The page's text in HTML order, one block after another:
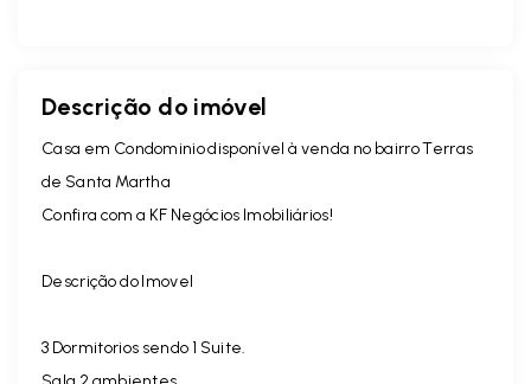
Descrição do imóvel
Casa em Condominio disponível à venda no bairro Terras
de Santa Martha
Confira com a KF Negócios Imobiliários!
Descrição do Imovel
3 Dormitorios sendo 1 Suite.